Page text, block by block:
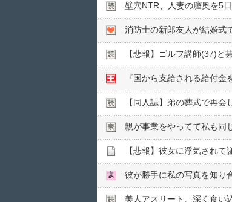
壁穴NTR、人妻の膣奥を5
【悲報】ゴルフ講師(37)と
【同人誌】弟の葬式で再
親が事業をやってて私も同
【悲報】彼女に浮気され
彼が勝手に私の写真を知り
美人アスリート、深く食い